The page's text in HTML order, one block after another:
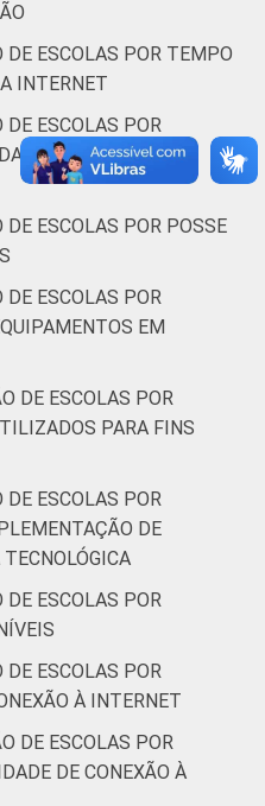
DE ESCOLAS POR TEMPO
INTERNET
ESCOLAS POR
EM RELAÇÃO AOS
ESCOLAS POR POSSE
ESCOLAS POR
EM
DE ESCOLAS POR
PARA FINS
ESCOLAS POR
DE
ESCOLAS POR
ESCOLAS POR
À INTERNET
DE ESCOLAS POR
DE CONEXÃO À